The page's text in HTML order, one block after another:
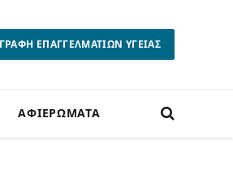
ΕΠΑΓΓΕΛΜΑΤΙΩΝ ΥΓΕΙΑΣ
ΑΦΙΕΡΩΜΑΤΑ